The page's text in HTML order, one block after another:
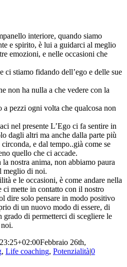
interiore, quando siamo
e spirito, è lui a guidarci al meglio
emozioni, e nelle occasioni che
ci stiamo fidando dell’ego e delle sue
non ha nulla a che vedere con la
a pezzi ogni volta che qualcosa non
nel presente L’Ego ci fa sentire in
dagli altri ma anche dalla parte più
e dal tempo..già come se
quello che ci accade.
nostra anima, non abbiamo paura
meglio di noi.
e le occasioni, è come andare nella
mette in contatto con il nostro
dire solo pensare in modo positivo
di un nuovo modo di essere, di
di permetterci di scegliere le
Febbraio 26th,
, Life coaching, Potenzialità|0